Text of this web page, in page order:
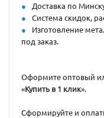
Доставка по
Система скидок,
Изготовление
под заказ.
Оформите оптовый
«Купить в 1 клик».
Сформируйте и